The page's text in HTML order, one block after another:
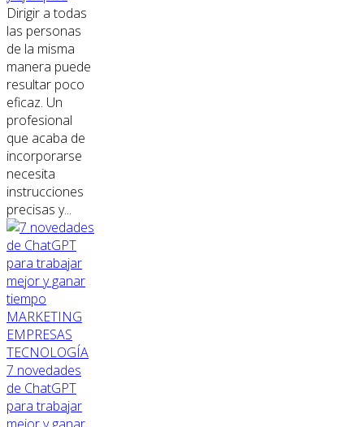
Dirigir a todas
las personas
de la misma
manera puede
resultar poco
eficaz. Un
profesional
que acaba de
incorporarse
necesita
instrucciones
precisas y...
MARKETING
EMPRESAS
TECNOLOGÍA
7 novedades
de ChatGPT
para trabajar